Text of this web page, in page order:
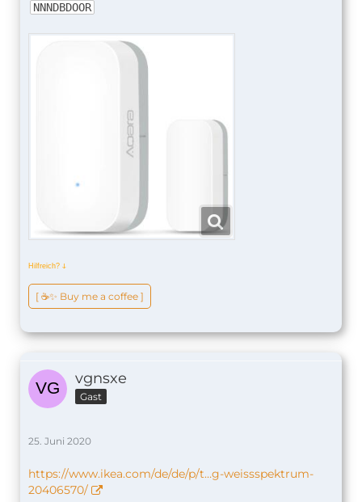
NNNDBDOOR
Hilfreich? ↆ
[ ☕️✨ Buy me a coffee ]
vgnsxe
Gast
25. Juni 2020
https://www.ikea.com/de/de/p/t…g-weissspektrum-
20406570/